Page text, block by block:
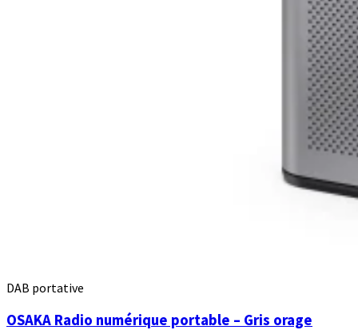
DAB portative
OSAKA Radio numérique portable – Gris orage